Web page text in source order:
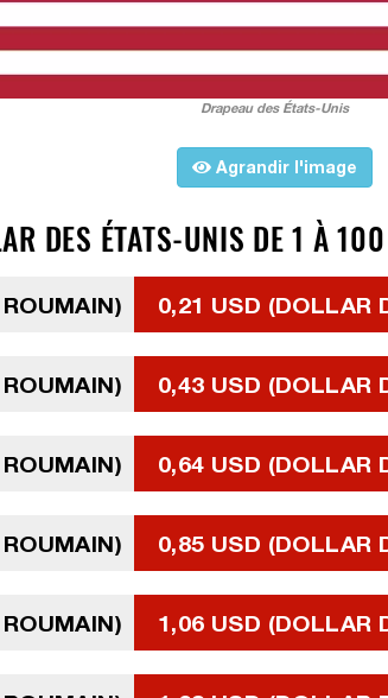
Drapeau des États-Unis
Agrandir l'image
DES ÉTATS-UNIS DE 1 À
0,21 USD (DOLLAR
0,43 USD (DOLLAR
0,64 USD (DOLLAR
0,85 USD (DOLLAR
1,06 USD (DOLLAR